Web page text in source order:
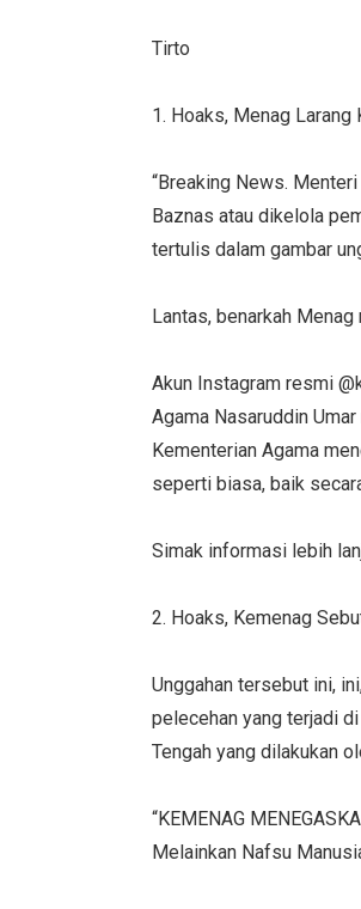
Tirto
1. Hoaks, Menag Larang
“Breaking News.
Baznas atau dikelola
tertulis dalam gambar
Lantas, benarkah
Akun Instagram resmi
Agama Nasaruddin
Kementerian Agama
seperti biasa, baik
Simak informasi lebih
2. Hoaks, Kemenag
Unggahan tersebut ini,
pelecehan yang terjadi
Tengah yang dilakukan
“KEMENAG
Melainkan Nafsu